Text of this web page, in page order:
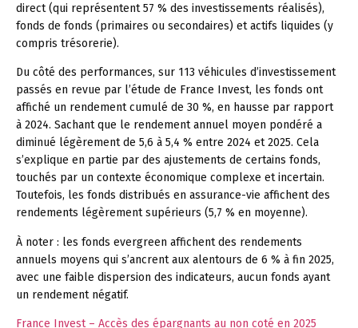
direct (qui représentent 57 % des investissements réalisés),
fonds de fonds (primaires ou secondaires) et actifs liquides (y
compris trésorerie).
Du côté des performances, sur 113 véhicules d’investissement
passés en revue par l’étude de France Invest, les fonds ont
affiché un rendement cumulé de 30 %, en hausse par rapport
à 2024. Sachant que le rendement annuel moyen pondéré a
diminué légèrement de 5,6 à 5,4 % entre 2024 et 2025. Cela
s’explique en partie par des ajustements de certains fonds,
touchés par un contexte économique complexe et incertain.
Toutefois, les fonds distribués en assurance-vie affichent des
rendements légèrement supérieurs (5,7 % en moyenne).
À noter : les fonds evergreen affichent des rendements
annuels moyens qui s’ancrent aux alentours de 6 % à fin 2025,
avec une faible dispersion des indicateurs, aucun fonds ayant
un rendement négatif.
France Invest – Accès des épargnants au non coté en 2025